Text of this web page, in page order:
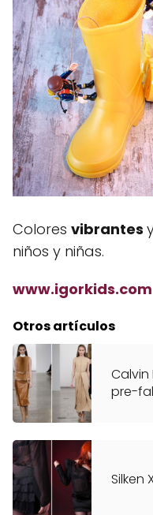
Colores vibrantes
niños y niñas.
www.igorkids.com
Otros artículos
Calvin
pre-
Silken